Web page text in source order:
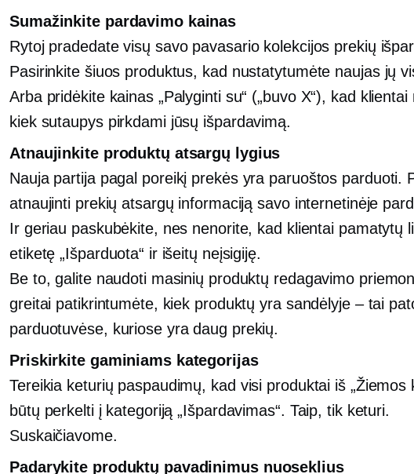
Sumažinkite pardavimo kainas
Rytoj pradedate visų savo pavasario kolekcijos prekių
Pasirinkite šiuos produktus, kad nustatytumėte naujas jų
Arba pridėkite kainas „Palyginti su“ („buvo X“), kad klientai
kiek sutaupys pirkdami jūsų išpardavimą.
Atnaujinkite produktų atsargų lygius
Nauja partija pagal poreikį prekės yra paruoštos parduoti.
atnaujinti prekių atsargų informaciją savo internetinėje
Ir geriau paskubėkite, nes nenorite, kad klientai pamatytų
etiketę „Išparduota“ ir išeitų neįsigiję.
Be to, galite naudoti masinių produktų redagavimo
greitai patikrintumėte, kiek produktų yra sandėlyje – tai
parduotuvėse, kuriose yra daug prekių.
Priskirkite gaminiams kategorijas
Tereikia keturių paspaudimų, kad visi produktai iš „Žiemos
būtų perkelti į kategoriją „Išpardavimas“. Taip, tik keturi.
Suskaičiavome.
Padarykite produktų pavadinimus nuoseklius